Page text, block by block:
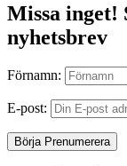
Missa inget!
nyhetsbrev
Förnamn:
E-post: